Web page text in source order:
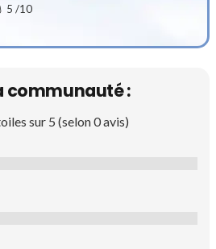
5 /10
communauté :
sur 5 (selon 0 avis)